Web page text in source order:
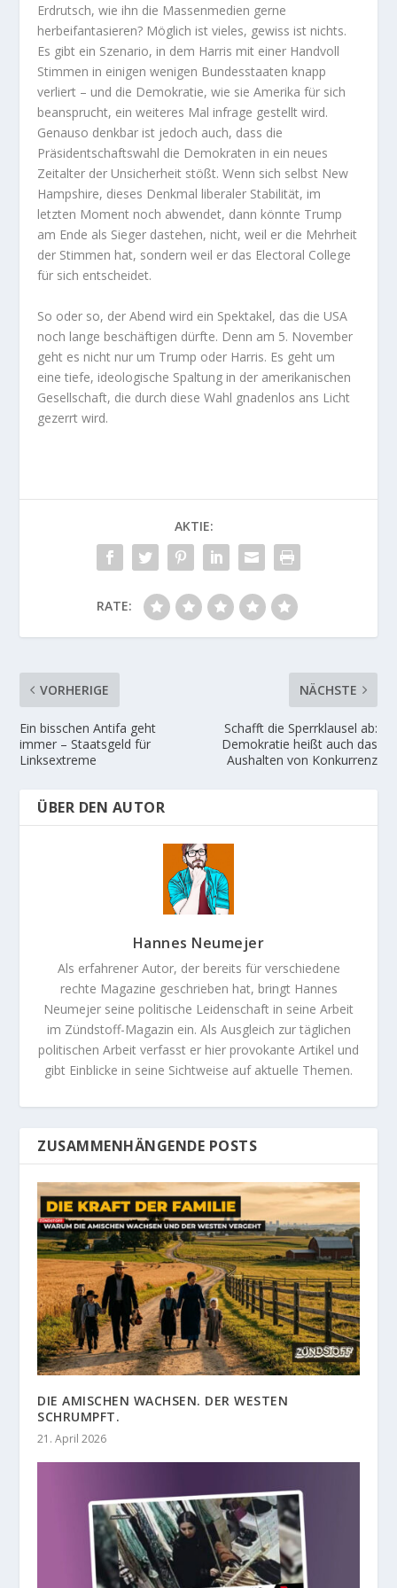
Erdrutsch, wie ihn die Massenmedien gerne
herbeifantasieren? Möglich ist vieles, gewiss ist nichts.
Es gibt ein Szenario, in dem Harris mit einer Handvoll
Stimmen in einigen wenigen Bundesstaaten knapp
verliert – und die Demokratie, wie sie Amerika für sich
beansprucht, ein weiteres Mal infrage gestellt wird.
Genauso denkbar ist jedoch auch, dass die
Präsidentschaftswahl die Demokraten in ein neues
Zeitalter der Unsicherheit stößt. Wenn sich selbst New
Hampshire, dieses Denkmal liberaler Stabilität, im
letzten Moment noch abwendet, dann könnte Trump
am Ende als Sieger dastehen, nicht, weil er die Mehrheit
der Stimmen hat, sondern weil er das Electoral College
für sich entscheidet.
So oder so, der Abend wird ein Spektakel, das die USA
noch lange beschäftigen dürfte. Denn am 5. November
geht es nicht nur um Trump oder Harris. Es geht um
eine tiefe, ideologische Spaltung in der amerikanischen
Gesellschaft, die durch diese Wahl gnadenlos ans Licht
gezerrt wird.
AKTIE:
RATE:
VORHERIGE
Ein bisschen Antifa geht
immer – Staatsgeld für
Linksextreme
NÄCHSTE
Schafft die Sperrklausel ab:
Demokratie heißt auch das
Aushalten von Konkurrenz
ÜBER DEN AUTOR
Hannes Neumejer
Als erfahrener Autor, der bereits für verschiedene
rechte Magazine geschrieben hat, bringt Hannes
Neumejer seine politische Leidenschaft in seine Arbeit
im Zündstoff-Magazin ein. Als Ausgleich zur täglichen
politischen Arbeit verfasst er hier provokante Artikel und
gibt Einblicke in seine Sichtweise auf aktuelle Themen.
ZUSAMMENHÄNGENDE POSTS
DIE AMISCHEN WACHSEN. DER WESTEN
SCHRUMPFT.
21. April 2026